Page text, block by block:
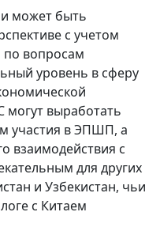
может быть
с учетом
по вопросам
уровень в сферу
могут выработать
участия в ЭПШП, а
взаимодействия с
для других
и Узбекистан, чьи
с Китаем